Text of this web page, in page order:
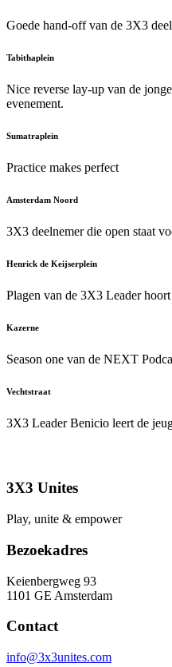
Goede hand-off van de 3X3
Tabithaplein
Nice reverse lay-up van de
evenement.
Sumatraplein
Practice makes perfect
Amsterdam Noord
3X3 deelnemer die open staat
Henrick de Keijserplein
Plagen van de 3X3 Leader
Kazerne
Season one van de NEXT
Vechtstraat
3X3 Leader Benicio leert de
3X3 Unites
Play, unite & empower
Bezoekadres
Keienbergweg 93
1101 GE Amsterdam
Contact
info@3x3unites.com